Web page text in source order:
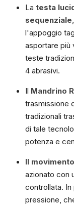
La testa
sequenziale
l'appoggio
asportare più
teste
4 abrasivi.
Il Mandrino
trasmissione
tradizionali
di tale
potenza e
Il
azionato con
controllata.
pressione,